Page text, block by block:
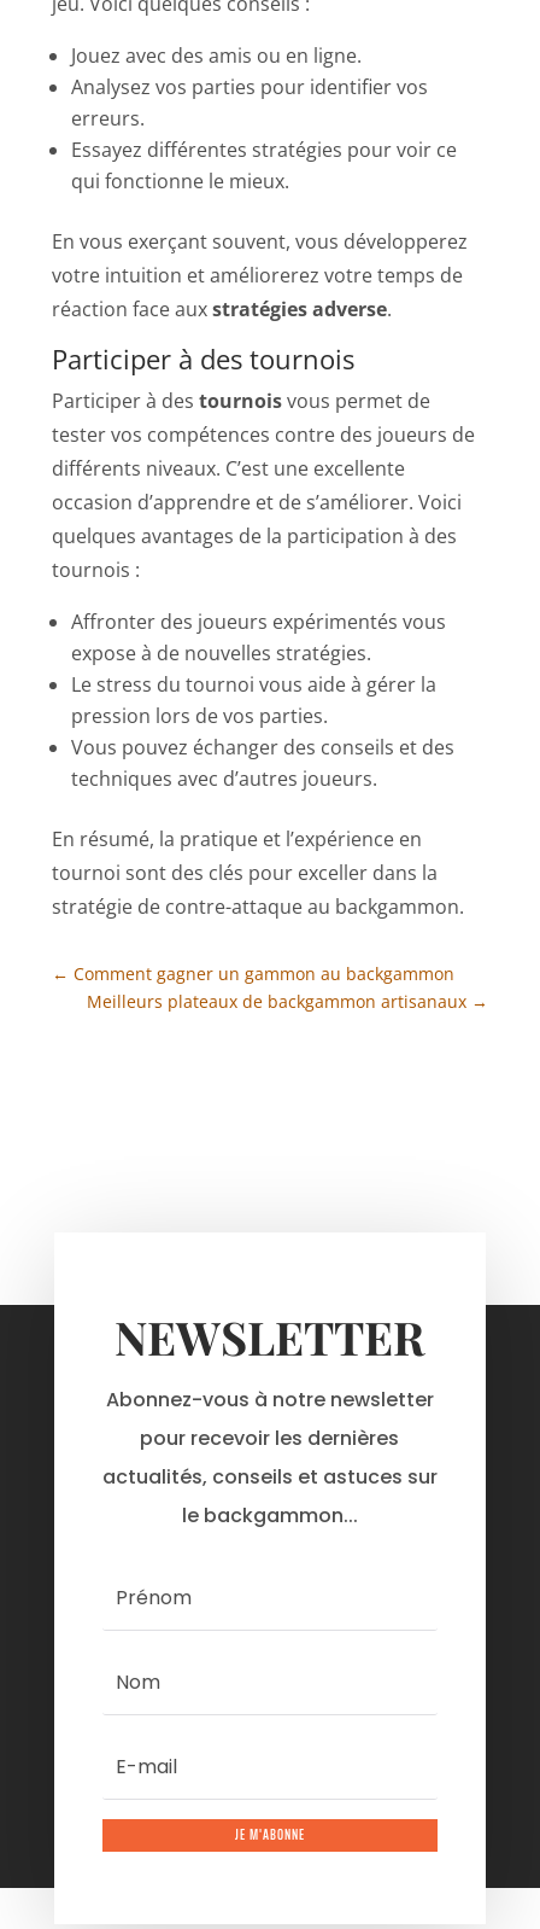
Jouez avec des amis ou en ligne.
Analysez vos parties pour identifier vos
erreurs.
Essayez différentes stratégies pour voir ce
qui fonctionne le mieux.
En vous exerçant souvent, vous développerez
votre intuition et améliorerez votre temps de
réaction face auxstratégies adverse.
Participer à des tournois
Participer à destournoisvous permet de
tester vos compétences contre des joueurs de
différents niveaux. C’est une excellente
occasion d’apprendre et de s’améliorer. Voici
quelques avantages de la participation à des
tournois :
Affronter des joueurs expérimentés vous
expose à de nouvelles stratégies.
Le stress du tournoi vous aide à gérer la
pression lors de vos parties.
Vous pouvez échanger des conseils et des
techniques avec d’autres joueurs.
En résumé, la pratique et l’expérience en
tournoi sont des clés pour exceller dans la
stratégie de contre-attaque au backgammon.
←Comment gagner un gammon au backgammon
Meilleurs plateaux de backgammon artisanaux→
NEWSLETTER
Abonnez-vous à notre newsletter
pour recevoir les dernières
actualités, conseils et astuces sur
le backgammon...
JE M'ABONNE